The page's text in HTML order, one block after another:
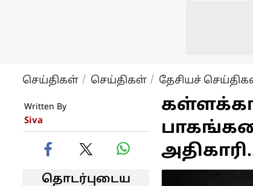
செய்திகள் செய்திகள் தேசியச்
Written By
Siva
தொடர்புடைய